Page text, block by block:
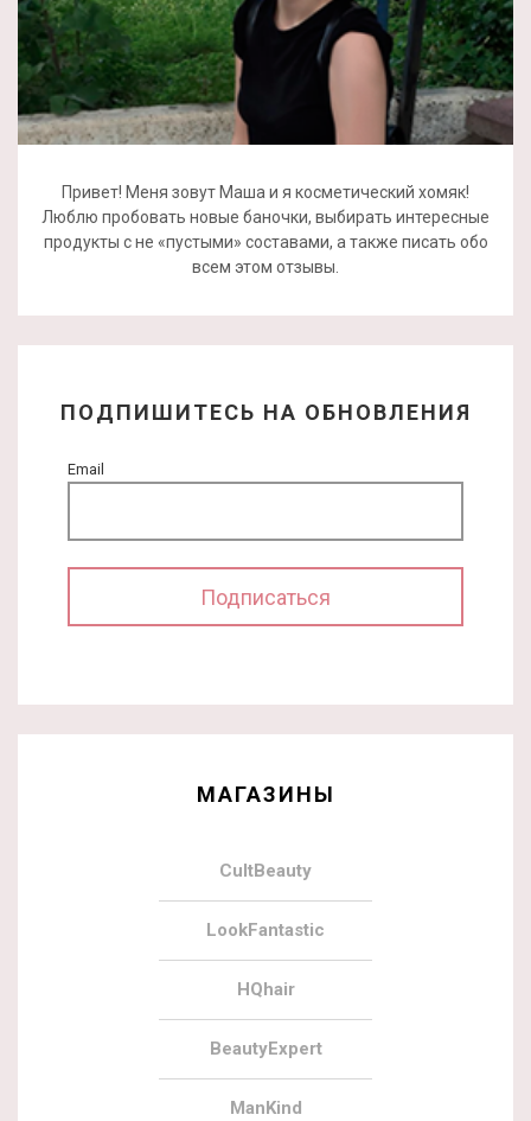
Привет! Меня зовут Маша и я косметический хомяк!
Люблю пробовать новые баночки, выбирать интересные
продукты с не «пустыми» составами, а также писать обо
всем этом отзывы.
ПОДПИШИТЕСЬ НА ОБНОВЛЕНИЯ
Email
МАГАЗИНЫ
CultBeauty
LookFantastic
HQhair
BeautyExpert
ManKind